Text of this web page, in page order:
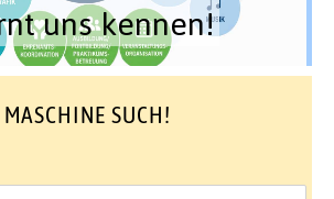
uns kennen!
MASCHINE SUCH!